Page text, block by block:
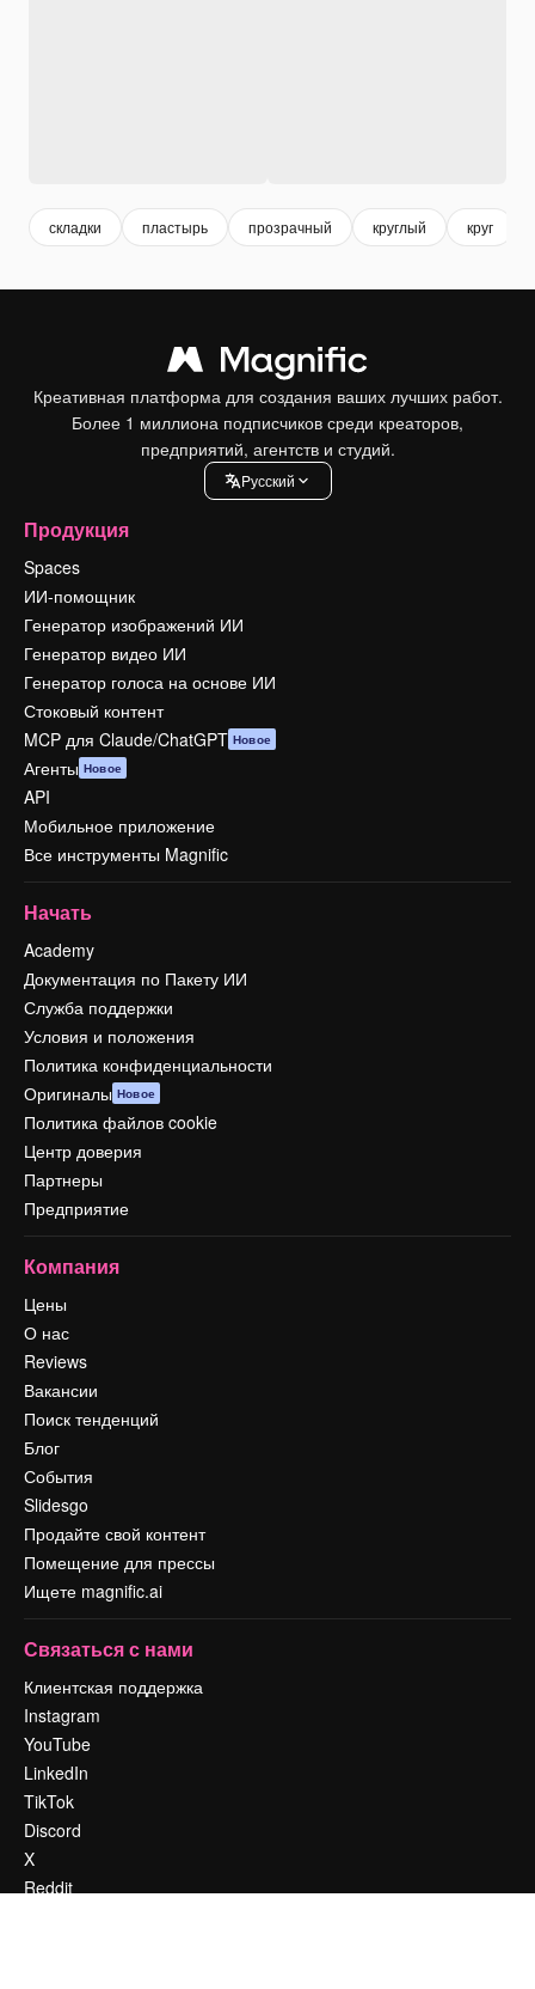
складки пластырь прозрачный круглый круг
Креативная платформа для создания ваших лучших работ.
Более 1 миллиона подписчиков среди креаторов,
предприятий, агентств и студий.
Pусский
Продукция
Spaces
ИИ-помощник
Генератор изображений ИИ
Генератор видео ИИ
Генератор голоса на основе ИИ
Стоковый контент
MCP для Claude/ChatGPT Новое
Агенты Новое
API
Мобильное приложение
Все инструменты Magnific
Начать
Academy
Документация по Пакету ИИ
Служба поддержки
Условия и положения
Политика конфиденциальности
Оригиналы Новое
Политика файлов cookie
Центр доверия
Партнеры
Предприятие
Компания
Цены
О нас
Reviews
Вакансии
Поиск тенденций
Блог
События
Slidesgo
Продайте свой контент
Помещение для прессы
Ищете magnific.ai
Связаться с нами
Клиентская поддержка
Instagram
YouTube
LinkedIn
TikTok
Discord
X
Reddit